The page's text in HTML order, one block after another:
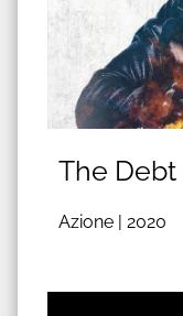
The
Azione | 2020